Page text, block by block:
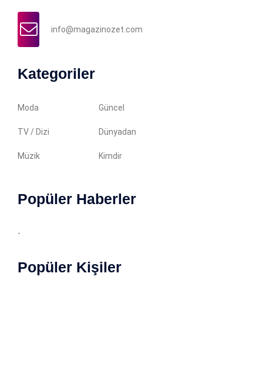
info@magazinozet.com
Kategoriler
Moda Güncel
TV / Dizi Dünyadan
Müzik Kimdir
Popüler Haberler
-
Popüler Kişiler